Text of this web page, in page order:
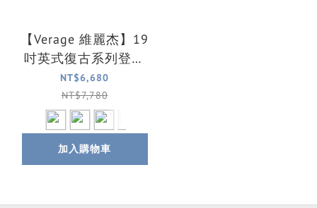
【Verage 維麗杰】19
吋英式復古系列登機
箱/行李箱(5色可選)
NT$6,680
NT$7,780
加入購物車